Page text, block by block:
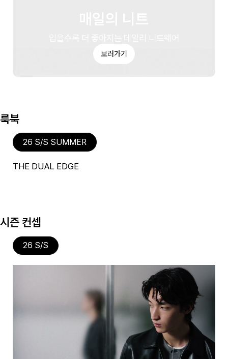
보러가기
룩북
26 S/S SUMMER
THE DUAL EDGE
시즌 컨셉
26 S/S